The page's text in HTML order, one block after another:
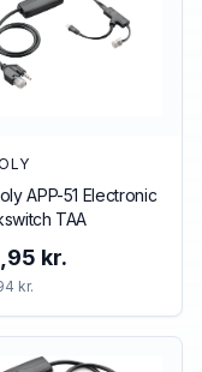
APP-51 Electronic
TAA
kr.
kr.